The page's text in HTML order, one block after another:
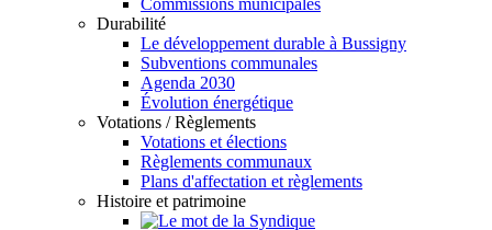
Commissions municipales
Durabilité
Le développement durable à Bussigny
Subventions communales
Agenda 2030
Évolution énergétique
Votations / Règlements
Votations et élections
Règlements communaux
Plans d'affectation et règlements
Histoire et patrimoine